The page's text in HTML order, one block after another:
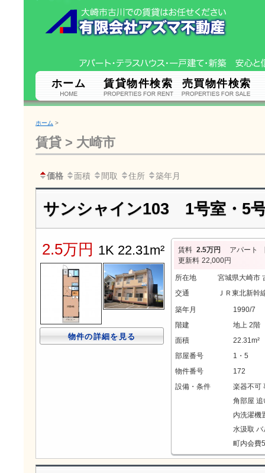
ホーム 賃貸物件検索 売買物件検索
ホーム >
賃貸 > 大崎市
価格 面積 間取 住所 築年月
サンシャイン103 1号室・5
2.5万円 1K 22.31m²
物件の詳細を見る
賃料 2.5万円 アパート
更新料 22,000円
所在地
宮城県大崎市
交通
ＪＲ東北新幹
築年月
1990/7
階建
地上 2階
面積
22.31m²
部屋番号
1・5
物件番号
172
設備・条件
楽器不可
角部屋 追
内洗濯機
水汲取 バ
町内会費